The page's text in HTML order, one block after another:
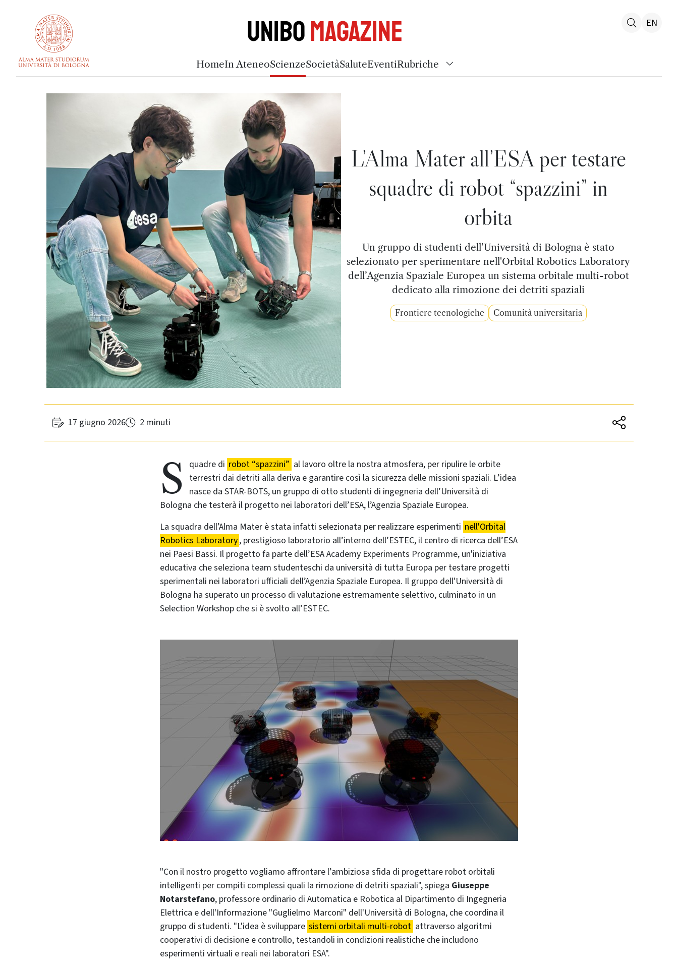
UniboMagazine
HomeIn AteneoScienzeSocietàSaluteEventiRubriche
EN
L’Alma Mater all’ESA per testare
squadre di robot “spazzini” in
orbita
Un gruppo di studenti dell’Università di Bologna è stato
selezionato per sperimentare nell'Orbital Robotics Laboratory
dell’Agenzia Spaziale Europea un sistema orbitale multi-robot
dedicato alla rimozione dei detriti spaziali
Frontiere tecnologiche Comunità universitaria
17 giugno 2026 2 minuti
S quadre di robot “spazzini” al lavoro oltre la nostra atmosfera, per ripulire le orbite
terrestri dai detriti alla deriva e garantire così la sicurezza delle missioni spaziali. L’idea
nasce da STAR-BOTS, un gruppo di otto studenti di ingegneria dell’Università di
Bologna che testerà il progetto nei laboratori dell’ESA, l’Agenzia Spaziale Europea.
La squadra dell’Alma Mater è stata infatti selezionata per realizzare esperimenti nell'Orbital
Robotics Laboratory, prestigioso laboratorio all’interno dell’ESTEC, il centro di ricerca dell’ESA
nei Paesi Bassi. Il progetto fa parte dell’ESA Academy Experiments Programme, un'iniziativa
educativa che seleziona team studenteschi da università di tutta Europa per testare progetti
sperimentali nei laboratori ufficiali dell’Agenzia Spaziale Europea. Il gruppo dell'Università di
Bologna ha superato un processo di valutazione estremamente selettivo, culminato in un
Selection Workshop che si è svolto all’ESTEC.
"Con il nostro progetto vogliamo affrontare l’ambiziosa sfida di progettare robot orbitali
intelligenti per compiti complessi quali la rimozione di detriti spaziali", spiega Giuseppe
Notarstefano, professore ordinario di Automatica e Robotica al Dipartimento di Ingegneria
Elettrica e dell'Informazione "Guglielmo Marconi" dell'Università di Bologna, che coordina il
gruppo di studenti. "L'idea è sviluppare sistemi orbitali multi-robot attraverso algoritmi
cooperativi di decisione e controllo, testandoli in condizioni realistiche che includono
esperimenti virtuali e reali nei laboratori ESA".